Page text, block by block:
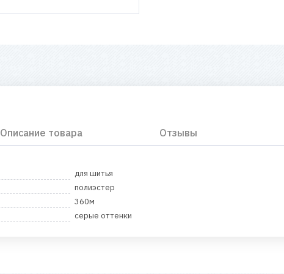
Описание товара Отзывы
для шитья
полиэстер
360м
серые оттенки